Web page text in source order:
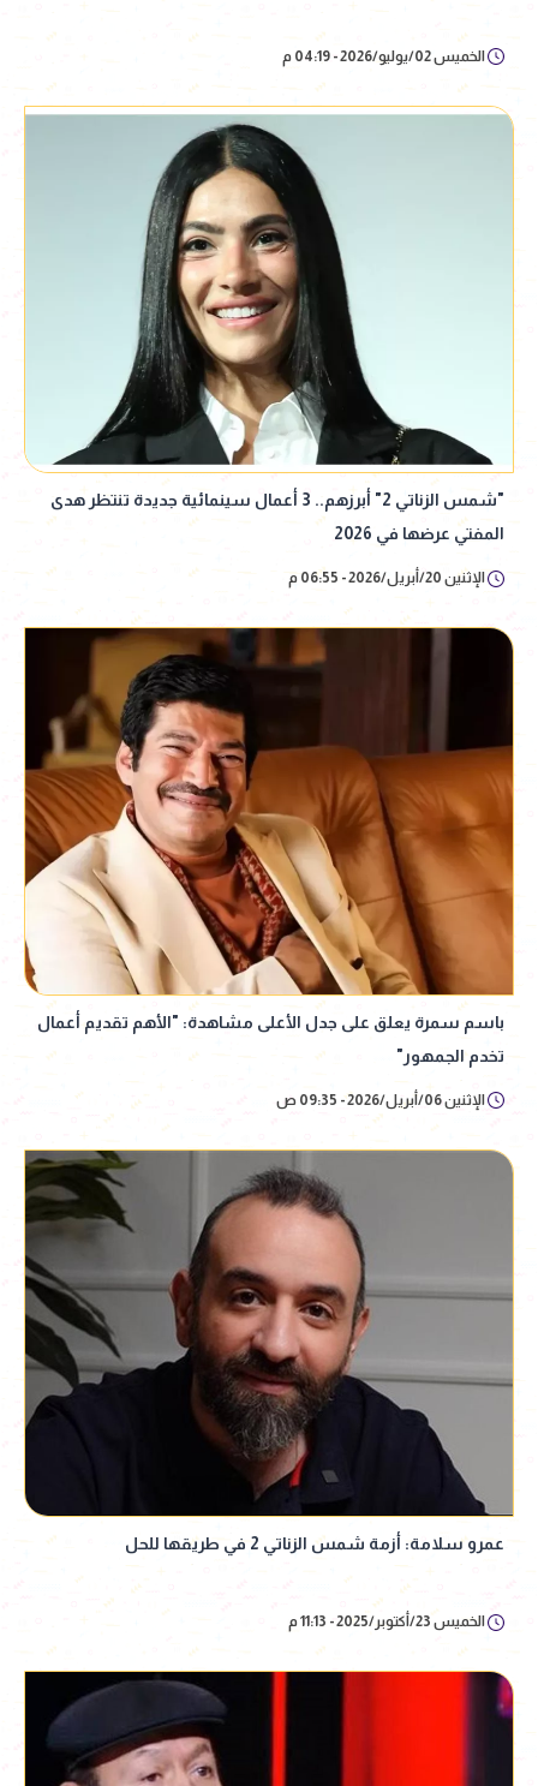
الخميس 02/يوليو/2026 - 04:19 م
"شمس الزناتي 2" أبرزهم.. 3 أعمال سينمائية جديدة تنتظر هدى
المفتي عرضها في 2026
الإثنين 20/أبريل/2026 - 06:55 م
باسم سمرة يعلق على جدل الأعلى مشاهدة: "الأهم تقديم أعمال
تخدم الجمهور"
الإثنين 06/أبريل/2026 - 09:35 ص
عمرو سلامة: أزمة شمس الزناتي 2 في طريقها للحل
الخميس 23/أكتوبر/2025 - 11:13 م